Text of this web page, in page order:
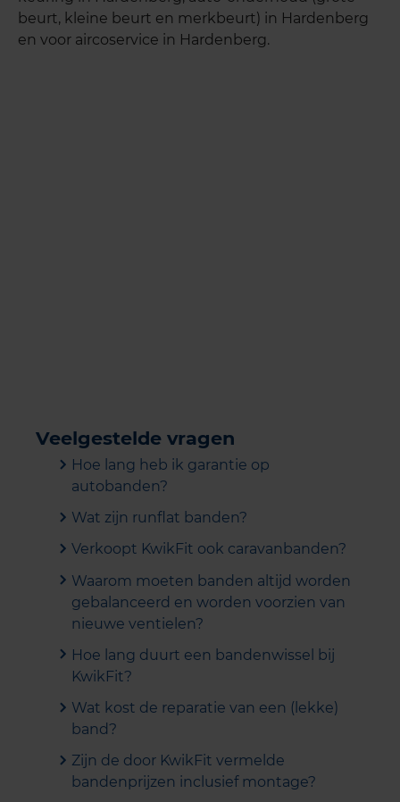
beurt, kleine beurt en merkbeurt) in Hardenberg
en voor aircoservice in Hardenberg.
Veelgestelde vragen
Hoe lang heb ik garantie op
autobanden?
Wat zijn runflat banden?
Verkoopt KwikFit ook caravanbanden?
Waarom moeten banden altijd worden
gebalanceerd en worden voorzien van
nieuwe ventielen?
Hoe lang duurt een bandenwissel bij
KwikFit?
Wat kost de reparatie van een (lekke)
band?
Zijn de door KwikFit vermelde
bandenprijzen inclusief montage?